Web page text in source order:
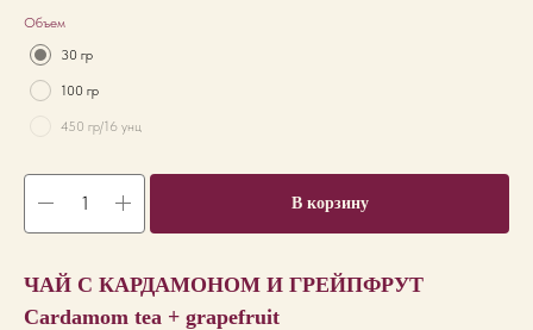
Объем
30 гр
100 гр
450 гр/16 унц
В корзину
ЧАЙ С КАРДАМОНОМ И ГРЕЙПФРУТ
Cardamom tea + grapefruit